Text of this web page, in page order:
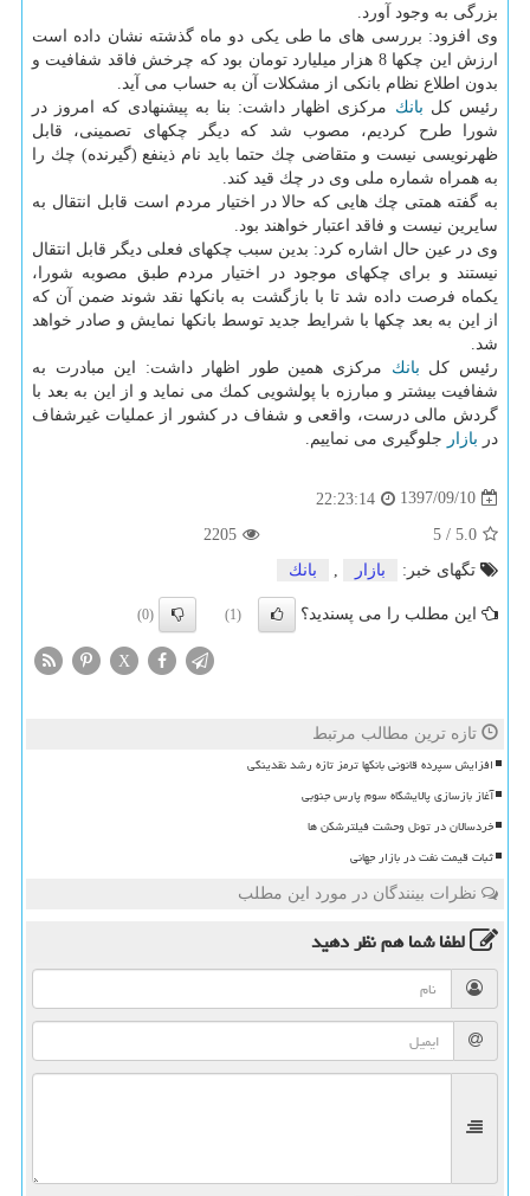
بزرگی به وجود آورد.
وی افزود: بررسی های ما طی یكی دو ماه گذشته نشان داده است
ارزش این چكها 8 هزار میلیارد تومان بود كه چرخش فاقد شفافیت و
بدون اطلاع نظام بانكی از مشكلات آن به حساب می آید.
رئیس كل بانك مركزی اظهار داشت: بنا به پیشنهادی كه امروز در
شورا طرح كردیم، مصوب شد كه دیگر چكهای تصمینی، قابل
ظهرنویسی نیست و متقاضی چك حتما باید نام ذینفع (گیرنده) چك را
به همراه شماره ملی وی در چك قید كند.
به گفته همتی چك هایی كه حالا در اختیار مردم است قابل انتقال به
سایرین نیست و فاقد اعتبار خواهند بود.
وی در عین حال اشاره كرد: بدین سبب چكهای فعلی دیگر قابل انتقال
نیستند و برای چكهای موجود در اختیار مردم طبق مصوبه شورا،
یكماه فرصت داده شد تا با بازگشت به بانكها نقد شوند ضمن آن كه
از این به بعد چكها با شرایط جدید توسط بانكها نمایش و صادر خواهد
شد.
رئیس كل بانك مركزی همین طور اظهار داشت: این مبادرت به
شفافیت بیشتر و مبارزه با پولشویی كمك می نماید و از این به بعد با
گردش مالی درست، واقعی و شفاف در كشور از عملیات غیرشفاف
در بازار جلوگیری می نماییم.
1397/09/10
22:23:14
5.0
/
5
2205
تگهای خبر:
بازار , بانك
این مطلب را می پسندید؟ (1)
(0)
X
تازه ترین مطالب مرتبط
افزایش سپرده قانونی بانکها ترمز تازه رشد نقدینگی
آغاز بازسازی پالایشگاه سوم پارس جنوبی
خردسالان در تونل وحشت فیلترشکن ها
ثبات قیمت نفت در بازار جهانی
نظرات بینندگان در مورد این مطلب
لطفا شما همنظر دهید